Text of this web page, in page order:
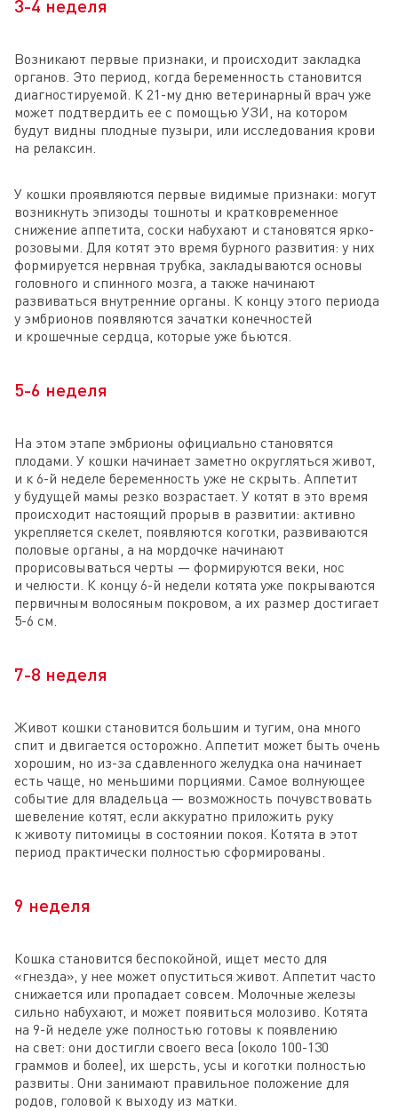
3-4 неделя
Возникают первые признаки, и происходит закладка
органов. Это период, когда беременность становится
диагностируемой. К 21-му дню ветеринарный врач уже
может подтвердить ее с помощью УЗИ, на котором
будут видны плодные пузыри, или исследования крови
на релаксин.
У кошки проявляются первые видимые признаки: могут
возникнуть эпизоды тошноты и кратковременное
снижение аппетита, соски набухают и становятся ярко-
розовыми. Для котят это время бурного развития: у них
формируется нервная трубка, закладываются основы
головного и спинного мозга, а также начинают
развиваться внутренние органы. К концу этого периода
у эмбрионов появляются зачатки конечностей
и крошечные сердца, которые уже бьются.
5-6 неделя
На этом этапе эмбрионы официально становятся
плодами. У кошки начинает заметно округляться живот,
и к 6-й неделе беременность уже не скрыть. Аппетит
у будущей мамы резко возрастает. У котят в это время
происходит настоящий прорыв в развитии: активно
укрепляется скелет, появляются коготки, развиваются
половые органы, а на мордочке начинают
прорисовываться черты — формируются веки, нос
и челюсти. К концу 6-й недели котята уже покрываются
первичным волосяным покровом, а их размер достигает
5-6 см.
7-8 неделя
Живот кошки становится большим и тугим, она много
спит и двигается осторожно. Аппетит может быть очень
хорошим, но из-за сдавленного желудка она начинает
есть чаще, но меньшими порциями. Самое волнующее
событие для владельца — возможность почувствовать
шевеление котят, если аккуратно приложить руку
к животу питомицы в состоянии покоя. Котята в этот
период практически полностью сформированы.
9 неделя
Кошка становится беспокойной, ищет место для
«гнезда», у нее может опуститься живот. Аппетит часто
снижается или пропадает совсем. Молочные железы
сильно набухают, и может появиться молозиво. Котята
на 9-й неделе уже полностью готовы к появлению
на свет: они достигли своего веса (около 100-130
граммов и более), их шерсть, усы и коготки полностью
развиты. Они занимают правильное положение для
родов, головой к выходу из матки.